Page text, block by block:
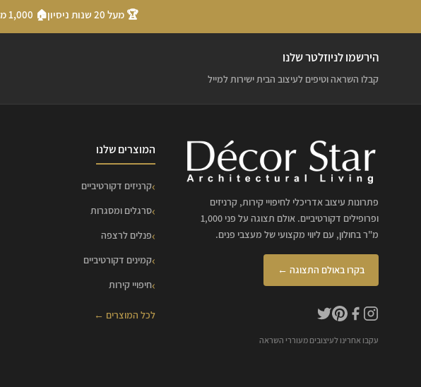
🏆 מעל 20 שנות ניסיון 🏠 1,000 מ"ר אולם תצוגה
הירשמו לניוזלטר שלנו
קבלו השראה וטיפים לעיצוב הבית ישירות למייל
פתרונות עיצוב אדריכלי לחיפויי קירות, קרניזים
ופרופילים דקורטיביים. אולם תצוגה על פני 1,000
מ"ר בחולון, עם ליווי מקצועי של מעצבי פנים.
בקרו באולם התצוגה ←
עקבו אחרינו לעיצובים מעוררי השראה
המוצרים שלנו
קרניזים דקורטיביים
סרגלים ומסגרות
פנלים לרצפה
קמינים דקורטיביים
חיפויי קירות
לכל המוצרים ←